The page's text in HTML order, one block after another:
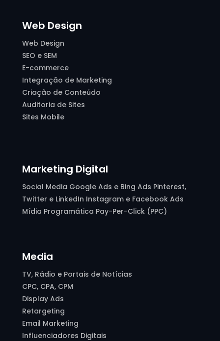
Web Design
Web Design
SEO e SEM
E-commerce
Integração de Marketing
Criação de Conteúdo
Auditoria de Sites
Sites Mobile
Marketing Digital
Social Media Google Ads e Bing Ads Pinterest,
Twitter e LinkedIn Instagram e Facebook Ads
Mídia Programática Pay-Per-Click (PPC)
Media
TV, Rádio e Portais de Notícias
CPC, CPA, CPM
Display Ads
Retargeting
Email Marketing
Influenciadores Digitais